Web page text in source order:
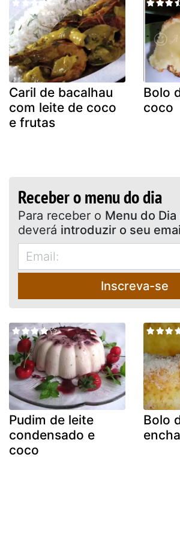
Caril de bacalhau
com leite de coco
e frutas
Bolo
coco
Receber o menu do dia
Para receber o Menu do Dia
deverá introduzir o seu
Inscreva-se
Pudim de leite
condensado e
coco
Bolo